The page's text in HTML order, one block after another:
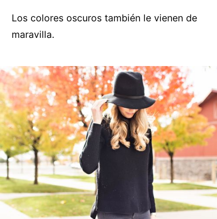
Los colores oscuros también le vienen de
maravilla.